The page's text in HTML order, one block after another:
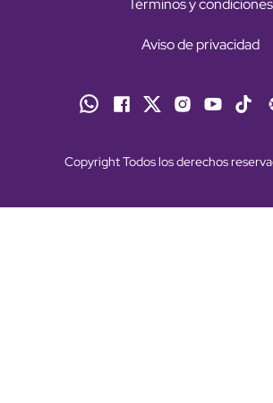
Términos y condiciones
Aviso de privacidad
Copyright Todos los derechos